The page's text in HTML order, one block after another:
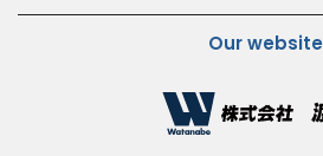
Our website